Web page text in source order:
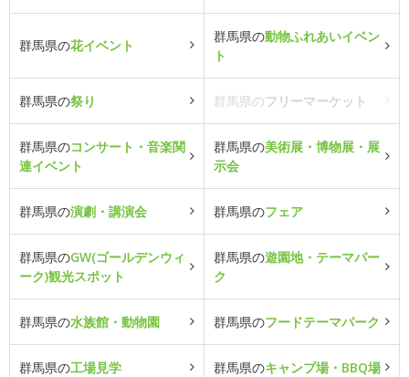
群馬県の花イベント
群馬県の動物ふれあいイベン
ト
群馬県の祭り 群馬県のフリーマーケット
群馬県のコンサート・音楽関
連イベント
群馬県の美術展・博物展・展
示会
群馬県の演劇・講演会 群馬県のフェア
群馬県のGW(ゴールデンウィ
ーク)観光スポット
群馬県の遊園地・テーマパー
ク
群馬県の水族館・動物園 群馬県のフードテーマパーク
群馬県の工場見学 群馬県のキャンプ場・BBQ場